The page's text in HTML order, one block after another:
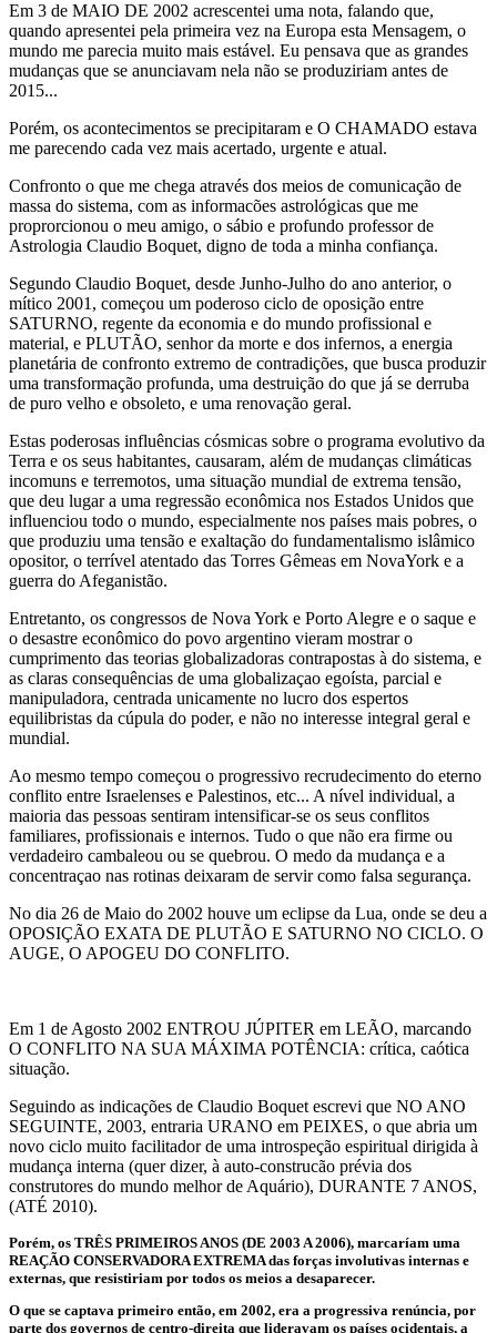
Em 3 de MAIO DE 2002 acrescentei uma nota, falando que,
quando apresentei pela primeira vez na Europa esta Mensagem, o
mundo me parecia muito mais estável. Eu pensava que as grandes
mudanças que se anunciavam nela não se produziriam antes de
2015...
Porém, os acontecimentos se precipitaram e O CHAMADO estava
me parecendo cada vez mais acertado, urgente e atual.
Confronto o que me chega através dos meios de comunicação de
massa do sistema, com as informacões astrológicas que me
proprorcionou o meu amigo, o sábio e profundo professor de
Astrologia Claudio Boquet, digno de toda a minha confiança.
Segundo Claudio Boquet, desde Junho-Julho do ano anterior, o
mítico 2001, começou um poderoso ciclo de oposição entre
SATURNO, regente da economia e do mundo profissional e
material, e PLUTÃO, senhor da morte e dos infernos, a energia
planetária de confronto extremo de contradições, que busca produzir
uma transformação profunda, uma destruição do que já se derruba
de puro velho e obsoleto, e uma renovação geral.
Estas poderosas influências cósmicas sobre o programa evolutivo da
Terra e os seus habitantes, causaram, além de mudanças climáticas
incomuns e terremotos, uma situação mundial de extrema tensão,
que deu lugar a uma regressão econômica nos Estados Unidos que
influenciou todo o mundo, especialmente nos países mais pobres, o
que produziu uma tensão e exaltação do fundamentalismo islâmico
opositor, o terrível atentado das Torres Gêmeas em NovaYork e a
guerra do Afeganistão.
Entretanto, os congressos de Nova York e Porto Alegre e o saque e
o desastre econômico do povo argentino vieram mostrar o
cumprimento das teorias globalizadoras contrapostas à do sistema, e
as claras consequências de uma globalizaçao egoísta, parcial e
manipuladora, centrada unicamente no lucro dos espertos
equilibristas da cúpula do poder, e não no interesse integral geral e
mundial.
Ao mesmo tempo começou o progressivo recrudecimento do eterno
conflito entre Israelenses e Palestinos, etc... A nível individual, a
maioria das pessoas sentiram intensificar-se os seus conflitos
familiares, profissionais e internos. Tudo o que não era firme ou
verdadeiro cambaleou ou se quebrou. O medo da mudança e a
concentraçao nas rotinas deixaram de servir como falsa segurança.
No dia 26 de Maio do 2002 houve um eclipse da Lua, onde se deu a
OPOSIÇÃO EXATA DE PLUTÃO E SATURNO NO CICLO. O
AUGE, O APOGEU DO CONFLITO.
Em 1 de Agosto 2002 ENTROU JÚPITER em LEÃO, marcando
O CONFLITO NA SUA MÁXIMA POTÊNCIA: crítica, caótica
situação.
Seguindo as indicações de Claudio Boquet escrevi que NO ANO
SEGUINTE, 2003, entraria URANO em PEIXES, o que abria um
novo ciclo muito facilitador de uma introspeção espiritual dirigida à
mudança interna (quer dizer, à auto-construcão prévia dos
construtores do mundo melhor de Aquário), DURANTE 7 ANOS,
(ATÉ 2010).
Porém, os TRÊS PRIMEIROS ANOS (DE 2003 A 2006), marcaríam uma
REAÇÃO CONSERVADORA EXTREMA das forças involutivas internas e
externas, que resistiriam por todos os meios a desaparecer.
O que se captava primeiro então, em 2002, era a progressiva renúncia, por
parte dos governos de centro-direita que lideravam os países ocidentais, a